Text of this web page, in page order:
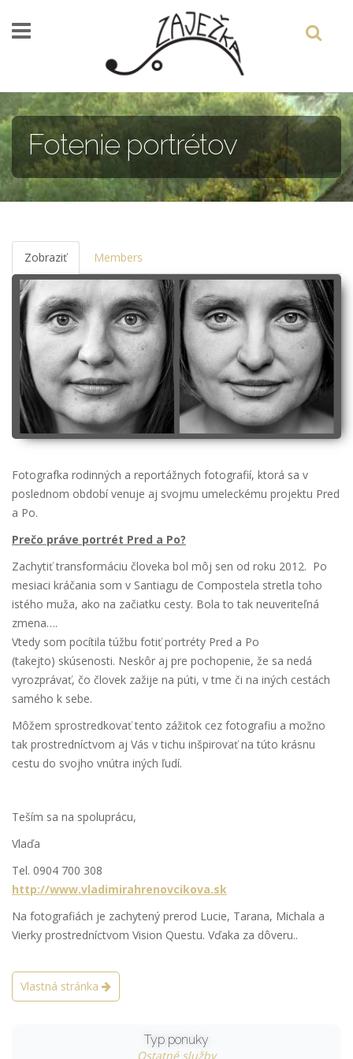
Fotenie portrétov
Zobraziť(aktívna
karta)
Members
Fotografka rodinných a reportážnych fotografií, ktorá sa v
poslednom období venuje aj svojmu umeleckému projektu Pred
a Po.
Prečo práve portrét Pred a Po?
Zachytiť transformáciu človeka bol môj sen od roku 2012. Po
mesiaci kráčania som v Santiagu de Compostela stretla toho
istého muža, ako na začiatku cesty. Bola to tak neuveriteľná
zmena….
Vtedy som pocítila túžbu fotiť portréty Pred a Po
(takejto) skúsenosti. Neskôr aj pre pochopenie, že sa nedá
vyrozprávať, čo človek zažije na púti, v tme či na iných cestách
samého k sebe.
Môžem sprostredkovať tento zážitok cez fotografiu a možno
tak prostredníctvom aj Vás v tichu inšpirovať na túto krásnu
cestu do svojho vnútra iných ľudí.
Teším sa na spoluprácu,
Vlaďa
Tel. 0904 700 308
http://www.vladimirahrenovcikova.sk
Na fotografiách je zachytený prerod Lucie, Tarana, Michala a
Vierky prostredníctvom Vision Questu. Vďaka za dôveru..
Vlastná stránka
Typ ponuky
Ostatné služby